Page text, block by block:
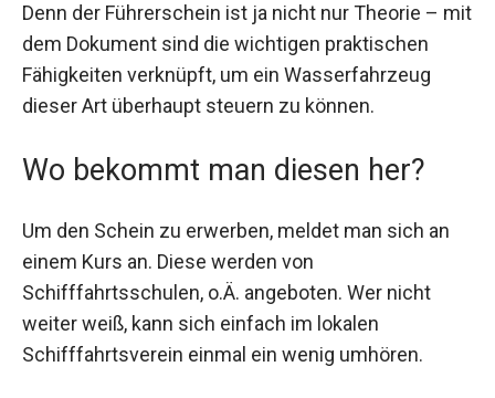
Denn der Führerschein ist ja nicht nur Theorie – mit
dem Dokument sind die wichtigen praktischen
Fähigkeiten verknüpft, um ein Wasserfahrzeug
dieser Art überhaupt steuern zu können.
Wo bekommt man diesen her?
Um den Schein zu erwerben, meldet man sich an
einem Kurs an. Diese werden von
Schifffahrtsschulen, o.Ä. angeboten. Wer nicht
weiter weiß, kann sich einfach im lokalen
Schifffahrtsverein einmal ein wenig umhören.